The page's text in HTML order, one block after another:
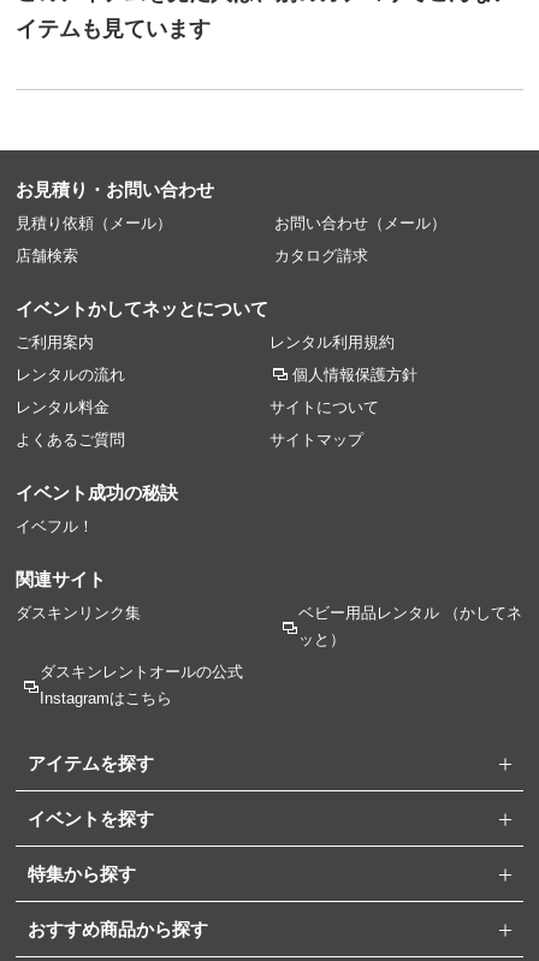
イテムも見ています
お見積り・お問い合わせ
見積り依頼（メール）
お問い合わせ（メール）
店舗検索
カタログ請求
イベントかしてネッとについて
ご利用案内
レンタルの流れ
レンタル料金
よくあるご質問
レンタル利用規約
個人情報保護方針
サイトについて
サイトマップ
イベント成功の秘訣
イベフル！
関連サイト
ダスキンリンク集 ベビー用品レンタル（かしてネ
ッと）
ダスキンレントオールの公式
Instagramはこちら
アイテムを探す
イベントを探す
特集から探す
おすすめ商品から探す